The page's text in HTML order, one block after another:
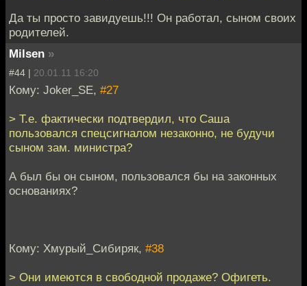
Да ты просто завидуешь!!! Он работал, сыном своих
родителей.
Milsen »
#44 | 20.01.11 16:20
Кому: Joker_SE, #27
> Т.е. фактически подтвердил, что Саша
пользовался спецсигналом незаконно, не будучи
сыном зам. министра?
А был бы он сыном, пользовался бы на законных
основаниях?
Кому: Хмурый_Сибиряк, #38
> Они имеются в свободной продаже? Офигеть.